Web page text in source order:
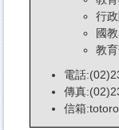
行
國
教
電話
傳真
信箱